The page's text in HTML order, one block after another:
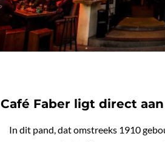
Café Faber ligt direct
In dit pand, dat omstreeks 1910